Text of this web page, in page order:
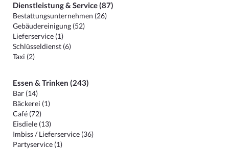
Dienstleistung & Service (87)
Bestattungsunternehmen (26)
Gebäudereinigung (52)
Lieferservice (1)
Schlüsseldienst (6)
Taxi (2)
Essen & Trinken (243)
Bar (14)
Bäckerei (1)
Café (72)
Eisdiele (13)
Imbiss / Lieferservice (36)
Partyservice (1)